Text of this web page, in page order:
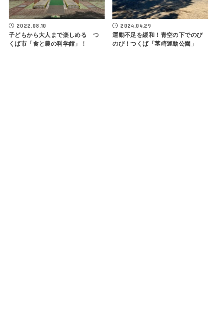
2022.08.10
子どもから大人まで楽しめる つ
くば市「食と農の科学館」！
2024.04.29
運動不足を緩和！青空の下でのび
のび！つくば「茎崎運動公園」